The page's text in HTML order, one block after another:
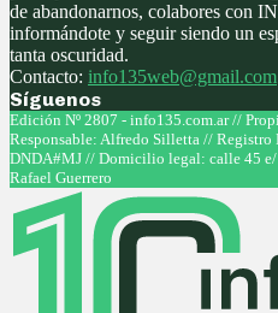
de abandonarnos, colabores con
informándote y seguir siendo un
tanta oscuridad.
Contacto: info135web@gmail.com
Síguenos
Facebook
Twitter
Instagram
Youtube
Edición Nº 2807 - info135.com.ar //
Responsable: Alfredo Silletta //
DNDA#MJ // Domicilio legal: calle 45 e/
Rafael Guerrero